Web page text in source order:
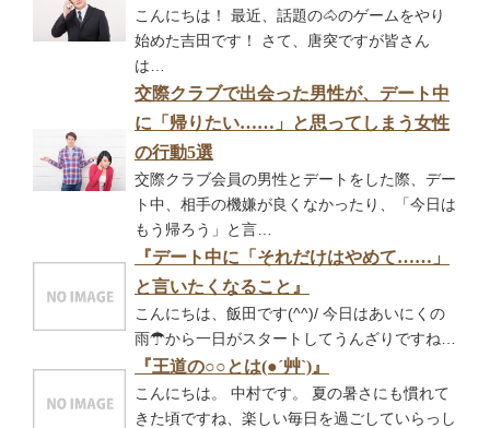
こんにちは！ 最近、話題の🐴のゲームをやり
始めた吉田です！ さて、唐突ですが皆さん
は…
交際クラブで出会った男性が、デート中
に「帰りたい……」と思ってしまう女性
の行動5選
交際クラブ会員の男性とデートをした際、デー
ト中、相手の機嫌が良くなかったり、「今日は
もう帰ろう」と言…
『デート中に「それだけはやめて……」
と言いたくなること』
こんにちは、飯田です(^^)/ 今日はあいにくの
雨☂から一日がスタートしてうんざりですね…
『王道の○○とは(●´艸`)』
こんにちは。 中村です。 夏の暑さにも慣れて
きた頃ですね、楽しい毎日を過ごしていらっし